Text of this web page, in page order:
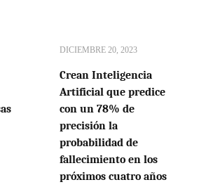
DICIEMBRE 20, 2023
Crean Inteligencia
Artificial que predice
con un 78% de
precisión la
probabilidad de
fallecimiento en los
próximos cuatro años